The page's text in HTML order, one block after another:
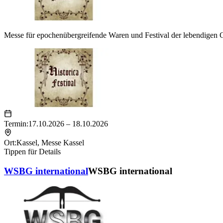
Messe für epochenübergreifende Waren und Festival der lebendigen
Termin:17.10.2026 – 18.10.2026
Ort:Kassel, Messe Kassel
Tippen für Details
WSBG internationalWSBG international